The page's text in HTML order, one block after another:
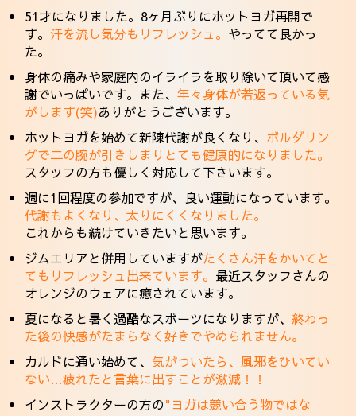
51才になりました。8ヶ月ぶりにホットヨガ再開で
す。汗を流し気分もリフレッシュ。 やってて良かっ
た。
身体の痛みや家庭内のイライラを取り除いて頂いて感
謝でいっぱいです。また、年々身体が若返っている気
がします(笑)ありがとうございます。
ホットヨガを始めて新陳代謝が良くなり、 ボルダリン
グで二の腕が引きしまりとても健康的になりました。
スタッフの方も優しく対応して下さいます。
週に1回程度の参加ですが、良い運動になっています。
代謝もよくなり、太りにくくなりました。
これからも続けていきたいと思います。
ジムエリアと併用していますがたくさん汗をかいてと
てもリフレッシュ出来ています。 最近スタッフさんの
オレンジのウェアに癒されています。
夏になると暑く過酷なスポーツになりますが、 終わっ
た後の快感がたまらなく好きでやめられません。
カルドに通い始めて、 気がついたら、風邪をひいてい
ない…疲れたと言葉に出すことが激減！！
インストラクターの方の"ヨガは競い合う物ではな